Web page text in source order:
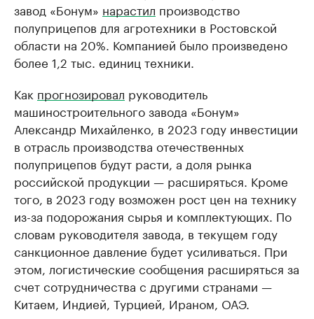
завод «Бонум» нарастил производство
полуприцепов для агротехники в Ростовской
области на 20%. Компанией было произведено
более 1,2 тыс. единиц техники.
Как прогнозировал руководитель
машиностроительного завода «Бонум»
Александр Михайленко, в 2023 году инвестиции
в отрасль производства отечественных
полуприцепов будут расти, а доля рынка
российской продукции — расширяться. Кроме
того, в 2023 году возможен рост цен на технику
из-за подорожания сырья и комплектующих. По
словам руководителя завода, в текущем году
санкционное давление будет усиливаться. При
этом, логистические сообщения расширяться за
счет сотрудничества с другими странами —
Китаем, Индией, Турцией, Ираном, ОАЭ.